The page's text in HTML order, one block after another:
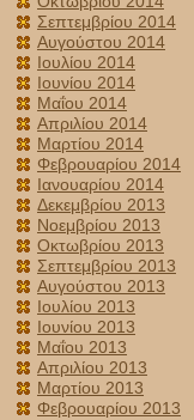
Σεπτεμβρίου 2014
Αυγούστου 2014
Ιουλίου 2014
Ιουνίου 2014
Μαΐου 2014
Απριλίου 2014
Μαρτίου 2014
Φεβρουαρίου 2014
Ιανουαρίου 2014
Δεκεμβρίου 2013
Νοεμβρίου 2013
Οκτωβρίου 2013
Σεπτεμβρίου 2013
Αυγούστου 2013
Ιουλίου 2013
Ιουνίου 2013
Μαΐου 2013
Απριλίου 2013
Μαρτίου 2013
Φεβρουαρίου 2013